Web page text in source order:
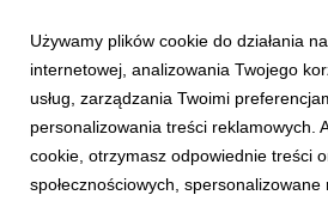
Używamy plików cookie do działania
internetowej, analizowania Twojego
usług, zarządzania Twoimi
personalizowania treści reklamowych.
cookie, otrzymasz odpowiednie treści
społecznościowych,